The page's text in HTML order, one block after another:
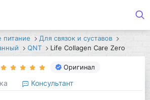
питание
Для связок и суставов
QNT Life Collagen Care Zero
Оригинал
Консультант